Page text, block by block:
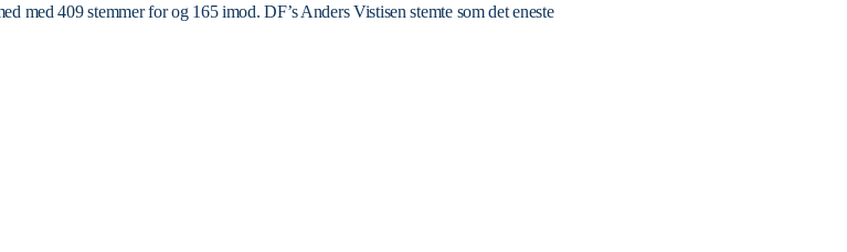
med 409 stemmer for og 165 imod. DF’s Anders Vistisen stemte som det eneste